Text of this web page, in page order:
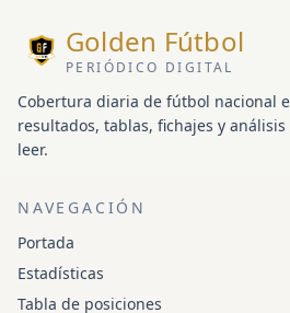
Golden Fútbol
PERIÓDICO DIGITAL
Cobertura diaria de fútbol nacional
resultados, tablas, fichajes y
leer.
NAVEGACIÓN
Portada
Estadísticas
Tabla de posiciones